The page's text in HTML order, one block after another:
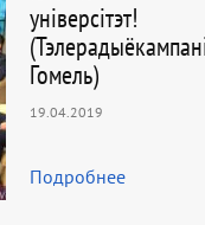
універсітэт!
Гомель)
19.04.2019
Подробнее